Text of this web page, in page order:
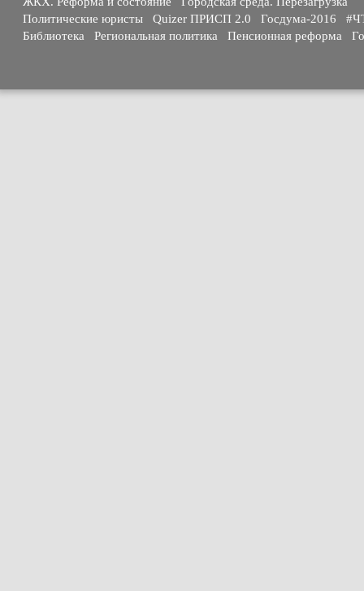
Политические юристы
Quizer ПРИСП 2.0 Госдума-2016
Библиотека
Региональная политика Пенсионная реформа